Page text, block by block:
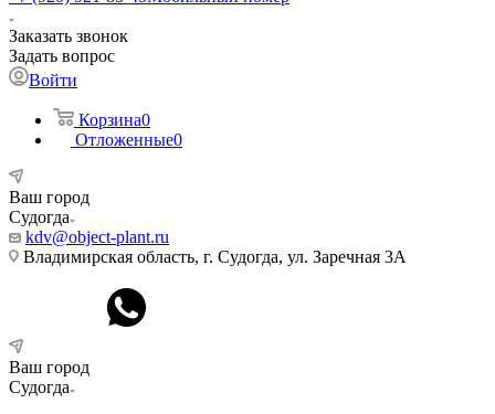
Заказать звонок
Задать вопрос
Войти
Корзина0
Отложенные0
Ваш город
Судогда
kdv@object-plant.ru
Владимирская область, г. Судогда, ул. Заречная 3А
Ваш город
Судогда